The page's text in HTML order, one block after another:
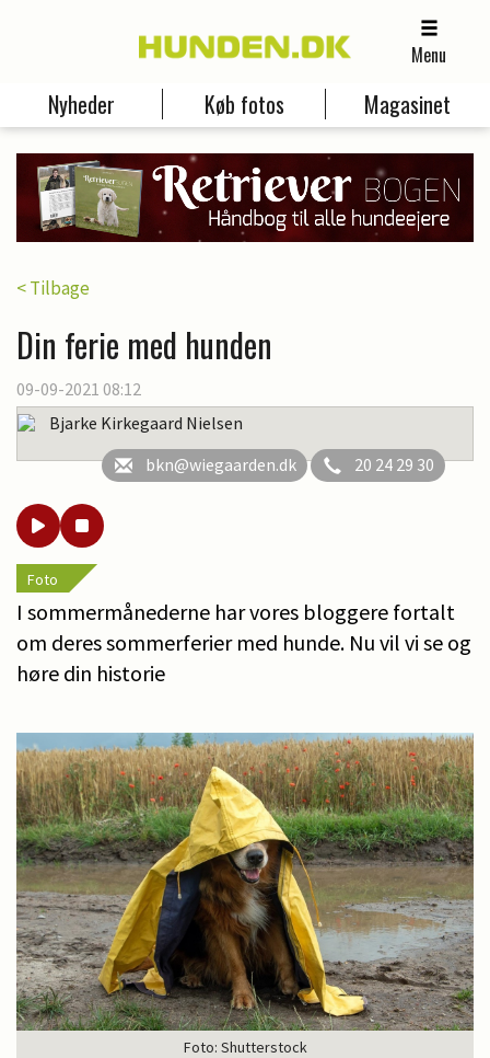
Menu
Nyheder Køb fotos Magasinet
< Tilbage
Din ferie med hunden
09-09-2021 08:12
Bjarke Kirkegaard Nielsen
bkn@wiegaarden.dk
20 24 29 30
Foto
I sommermånederne har vores bloggere fortalt
om deres sommerferier med hunde. Nu vil vi se og
høre din historie
Foto: Shutterstock